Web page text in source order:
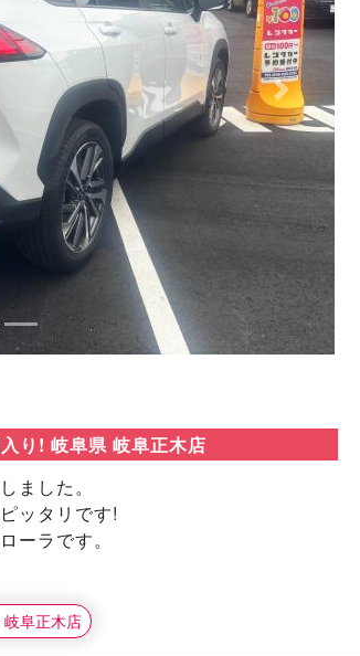
Next
り! 岐阜県 岐阜正木店
ました。
ッタリです!
ーラです。
阜正木店